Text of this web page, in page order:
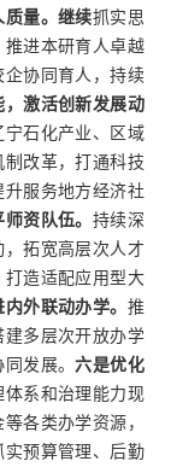
量。继续抓实思
进本研育人卓越
协同育人，持续
激活创新发展动
石化产业、区域
改革，打通科技
服务地方经济社
资队伍。 持续深
拓宽高层次人才
造适配应用型大
外联动办学。 推
多层次开放办学
同发展。六是优化
系和治理能力现
各类办学资源，
预算管理、后勤